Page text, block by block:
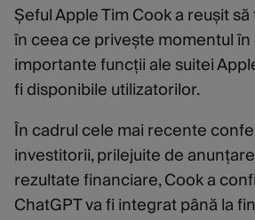
Șeful Apple Tim Cook a reușit
în ceea ce privește momentul
importante funcții ale suitei
fi disponibile utilizatorilor.
În cadrul cele mai recente
investitorii, prilejuite de
rezultate financiare, Cook a
ChatGPT va fi integrat până la